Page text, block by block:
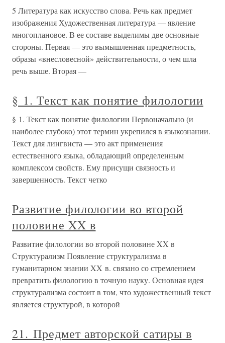
5 Литература как искусство слова. Речь как предмет
изображения Художественная литература — явление
многоплановое. В ее составе выделимы две основные
стороны. Первая — это вымышленная предметность,
образы «внесловесной» действительности, о чем шла
речь выше. Вторая —
§ 1. Текст как понятие филологии
§ 1. Текст как понятие филологии Первоначально (и
наиболее глубоко) этот термин укрепился в языкознании.
Текст для лингвиста — это акт применения
естественного языка, обладающий определенным
комплексом свойств. Ему присущи связность и
завершенность. Текст четко
Развитие филологии во второй
половине XX в
Развитие филологии во второй половине XX в
Структурализм Появление структурализма в
гуманитарном знании XX в. связано со стремлением
превратить филологию в точную науку. Основная идея
структурализма состоит в том, что художественный текст
является структурой, в которой
21. Предмет авторской сатиры в